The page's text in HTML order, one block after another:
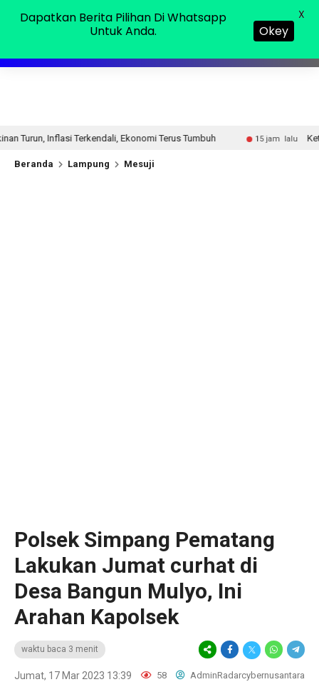
Ekonomi Terus Tumbuh 15 jam lalu Ketum DPP LSM Tunas
Beranda Lampung Mesuji
Polsek Simpang Pematang
Lakukan Jumat curhat di
Desa Bangun Mulyo, Ini
Arahan Kapolsek
waktu baca 3 menit
Jumat, 17 Mar 2023 13:39 58 AdminRadarcybernusantara
Dapatkan Berita Pilihan Di Whatsapp
Untuk Anda.
Okey
X